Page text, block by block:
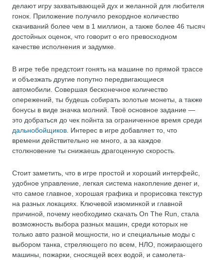
делают игру захватывающей дух и желанной для любителя
гонок. Приложение получило рекордное количество
скачиваний более чем в 1 миллион, а также более 46 тысяч
достойных оценок, что говорит о его превосходном
качестве исполнения и задумке.
В игре тебе предстоит гонять на машине по прямой трассе
и объезжать другие попутно передвигающиеся
автомобили. Совершая бесконечное количество
опережений, ты будешь собирать золотые монеты, а также
бонусы в виде значка молний. Твоё основное задание —
это добраться до чек пойнта за ограниченное время среди
дальнобойщиков . Интерес в игре добавляет то, что
времени действительно не много, а за каждое
столкновение ты снижаешь драгоценную скорость.
Стоит заметить, что в игре простой и хороший интерфейс,
удобное управление, легкая система накопление денег и,
что самое главное, хорошая графика и прорисовка текстур
на разных локациях. Ключевой изюминкой и главной
причиной, почему необходимо скачать On The Run, стала
возможность выбора разных машин, среди которых не
только авто разной мощности, но и специальные моды с
выбором танка, стреляющего по всем, НЛО, пожирающего
машины, пожарки, сносящей всех водой, и самолета-